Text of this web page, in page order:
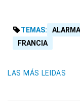
TEMAS:
FRANCIA
LAS MÁS LEIDAS